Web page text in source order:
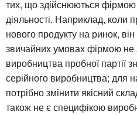
тих, що здійснюються фірмою
діяльності. Наприклад, коли
нового продукту на ринок,
звичайних умовах фірмою не
виробництва пробної партії
серійного виробництва; для
потрібно змінити якісний
також не є специфікою